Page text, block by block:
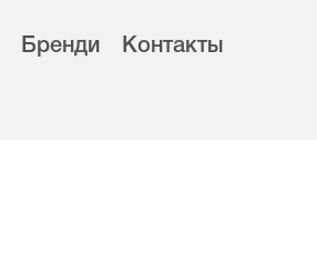
Бренди Контакты